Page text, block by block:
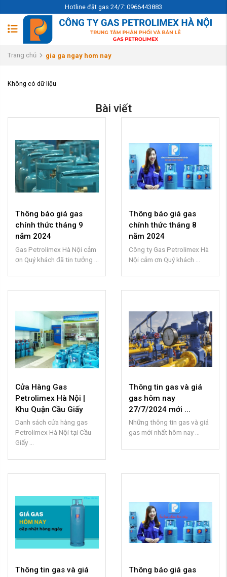
Hotline đặt gas 24/7: 0966443883
Trang chủ gia ga ngay hom nay
Không có dữ liệu
Bài viết
Thông báo giá gas
chính thức tháng 9
năm 2024
Gas Petrolimex Hà Nội cảm
ơn Quý khách đã tin tưởng ...
Thông báo giá gas
chính thức tháng 8
năm 2024
Công ty Gas Petrolimex Hà
Nội cảm ơn Quý khách ...
Cửa Hàng Gas
Petrolimex Hà Nội |
Khu Quận Cầu Giấy
Danh sách cửa hàng gas
Petrolimex Hà Nội tại Cầu
Giấy ...
Thông tin gas và giá
gas hôm nay
27/7/2024 mới ...
Những thông tin gas và giá
gas mới nhất hôm nay ...
Thông tin gas và giá
Thông báo giá gas